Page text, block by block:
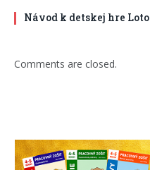
Návod k detskej hre Loto
Comments are closed.